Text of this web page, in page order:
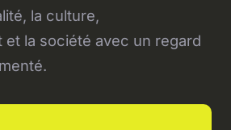
la culture,
la société avec un regard